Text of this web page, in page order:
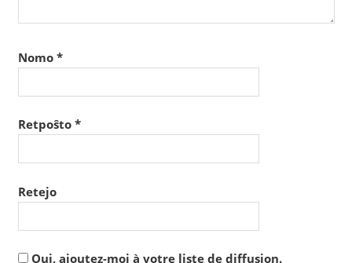
Nomo *
Retpoŝto *
Retejo
Oui, ajoutez-moi à votre liste de diffusion.